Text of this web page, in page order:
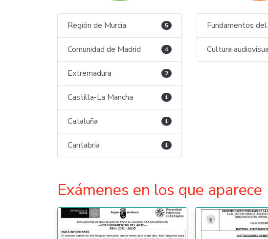
Región de Murcia 5
Comunidad de Madrid 4
Extremadura 2
Castilla-La Mancha 1
Cataluña 1
Cantabria 1
Fundamentos
Cultura
Exámenes en los que aparece